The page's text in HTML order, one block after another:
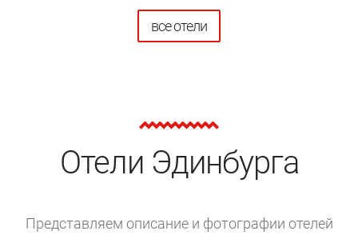
все отели
Отели Эдинбурга
Представляем описание и фотографии отелей